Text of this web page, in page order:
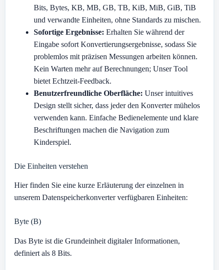
Bits, Bytes, KB, MB, GB, TB, KiB, MiB, GiB, TiB
und verwandte Einheiten, ohne Standards zu mischen.
Sofortige Ergebnisse: Erhalten Sie während der
Eingabe sofort Konvertierungsergebnisse, sodass Sie
problemlos mit präzisen Messungen arbeiten können.
Kein Warten mehr auf Berechnungen; Unser Tool
bietet Echtzeit-Feedback.
Benutzerfreundliche Oberfläche: Unser intuitives
Design stellt sicher, dass jeder den Konverter mühelos
verwenden kann. Einfache Bedienelemente und klare
Beschriftungen machen die Navigation zum
Kinderspiel.
Die Einheiten verstehen
Hier finden Sie eine kurze Erläuterung der einzelnen in
unserem Datenspeicherkonverter verfügbaren Einheiten:
Byte (B)
Das Byte ist die Grundeinheit digitaler Informationen,
definiert als 8 Bits.